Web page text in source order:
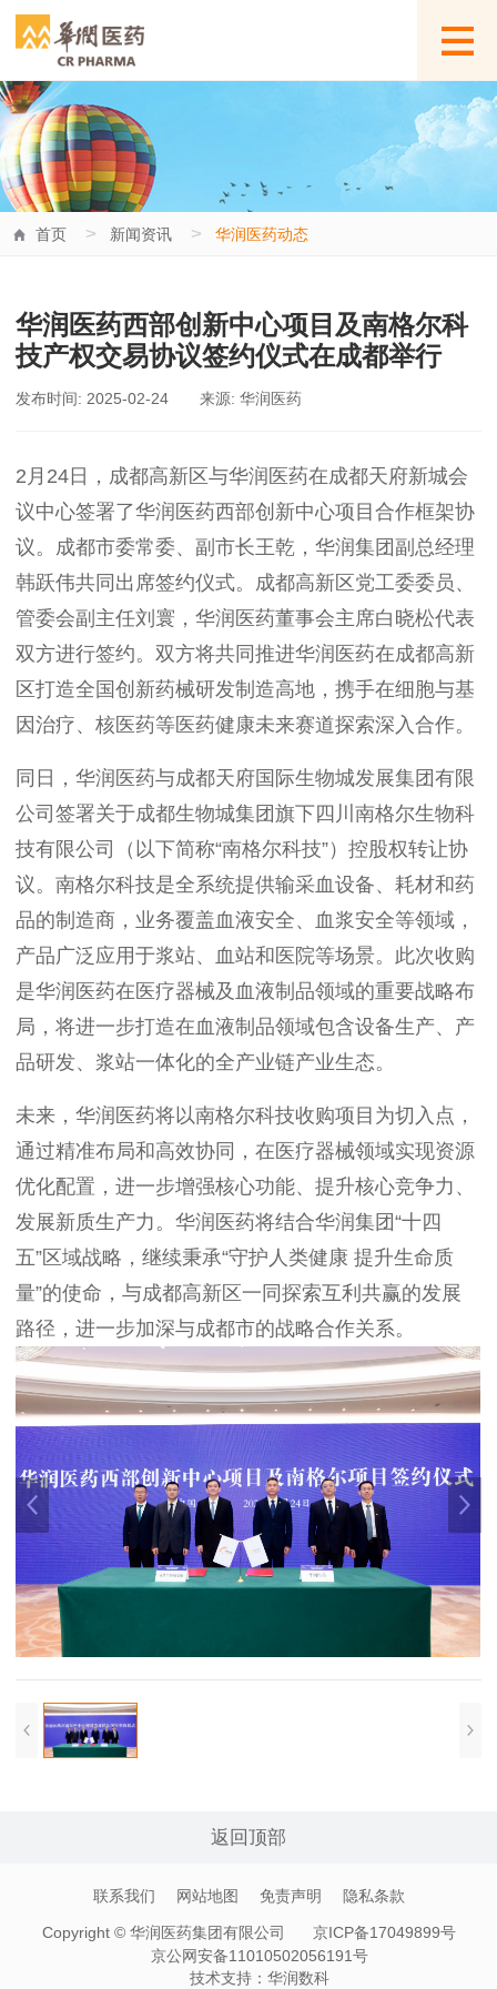
首页 > 新闻资讯 > 华润医药动态
华润医药西部创新中心项目及南格尔科
技产权交易协议签约仪式在成都举行
发布时间: 2025-02-24 来源: 华润医药
2月24日，成都高新区与华润医药在成都天府新城会
议中心签署了华润医药西部创新中心项目合作框架协
议。成都市委常委、副市长王乾，华润集团副总经理
韩跃伟共同出席签约仪式。成都高新区党工委委员、
管委会副主任刘寰，华润医药董事会主席白晓松代表
双方进行签约。双方将共同推进华润医药在成都高新
区打造全国创新药械研发制造高地，携手在细胞与基
因治疗、核医药等医药健康未来赛道探索深入合作。
同日，华润医药与成都天府国际生物城发展集团有限
公司签署关于成都生物城集团旗下四川南格尔生物科
技有限公司（以下简称“南格尔科技”）控股权转让协
议。南格尔科技是全系统提供输采血设备、耗材和药
品的制造商，业务覆盖血液安全、血浆安全等领域，
产品广泛应用于浆站、血站和医院等场景。此次收购
是华润医药在医疗器械及血液制品领域的重要战略布
局，将进一步打造在血液制品领域包含设备生产、产
品研发、浆站一体化的全产业链产业生态。
未来，华润医药将以南格尔科技收购项目为切入点，
通过精准布局和高效协同，在医疗器械领域实现资源
优化配置，进一步增强核心功能、提升核心竞争力、
发展新质生产力。华润医药将结合华润集团“十四
五”区域战略，继续秉承“守护人类健康 提升生命质
量”的使命，与成都高新区一同探索互利共赢的发展
路径，进一步加深与成都市的战略合作关系。
返回顶部
联系我们 网站地图 免责声明 隐私条款
Copyright © 华润医药集团有限公司
京ICP备17049899号
京公网安备11010502056191号
技术支持： 华润数科